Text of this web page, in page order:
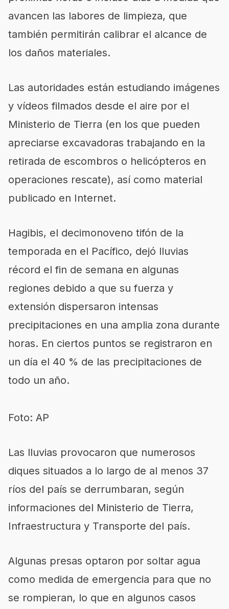
avancen las labores de limpieza, que
también permitirán calibrar el alcance de
los daños materiales.
Las autoridades están estudiando imágenes
y vídeos filmados desde el aire por el
Ministerio de Tierra (en los que pueden
apreciarse excavadoras trabajando en la
retirada de escombros o helicópteros en
operaciones rescate), así como material
publicado en Internet.
Hagibis, el decimonoveno tifón de la
temporada en el Pacífico, dejó lluvias
récord el fin de semana en algunas
regiones debido a que su fuerza y
extensión dispersaron intensas
precipitaciones en una amplia zona durante
horas. En ciertos puntos se registraron en
un día el 40 % de las precipitaciones de
todo un año.
Foto: AP
Las lluvias provocaron que numerosos
diques situados a lo largo de al menos 37
ríos del país se derrumbaran, según
informaciones del Ministerio de Tierra,
Infraestructura y Transporte del país.
Algunas presas optaron por soltar agua
como medida de emergencia para que no
se rompieran, lo que en algunos casos